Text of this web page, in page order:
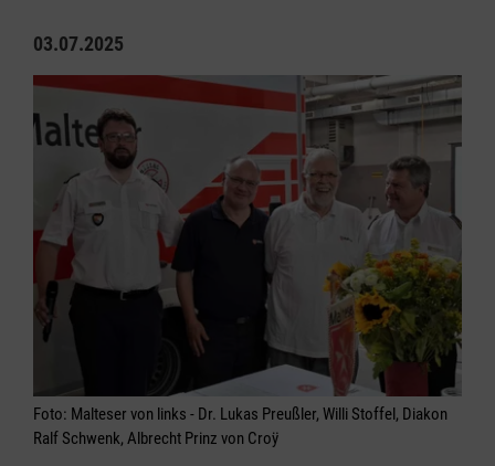
03.07.2025
Foto: Malteser von links - Dr. Lukas Preußler, Willi Stoffel, Diakon
Ralf Schwenk, Albrecht Prinz von Croÿ